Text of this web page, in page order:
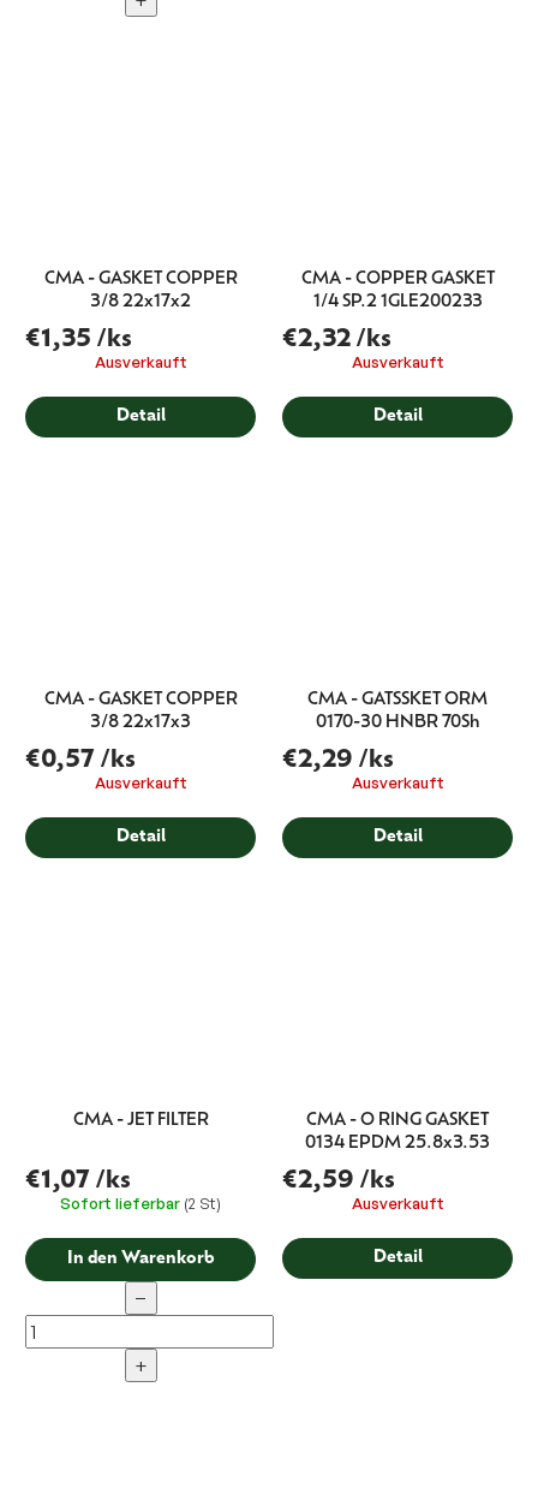
CMA - GASKET COPPER
3/8 22x17x2
€1,35 /ks
Ausverkauft
Detail
CMA - COPPER GASKET
1/4 SP.2 1GLE200233
€2,32 /ks
Ausverkauft
Detail
CMA - GASKET COPPER
3/8 22x17x3
€0,57 /ks
Ausverkauft
Detail
CMA - GATSSKET ORM
0170-30 HNBR 70Sh
€2,29 /ks
Ausverkauft
Detail
CMA - JET FILTER
€1,07 /ks
Sofort lieferbar (2 St)
In den Warenkorb
−
+
CMA - O RING GASKET
0134 EPDM 25.8x3.53
€2,59 /ks
Ausverkauft
Detail